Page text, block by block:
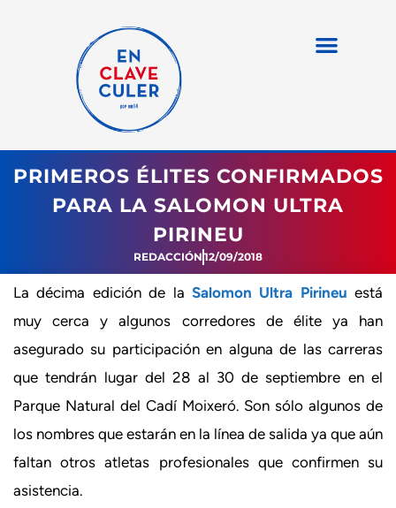
PRIMEROS ÉLITES CONFIRMADOS
PARA LA SALOMON ULTRA
PIRINEU
REDACCIÓN 12/09/2018
La décima edición de la Salomon Ultra Pirineu está
muy cerca y algunos corredores de élite ya han
asegurado su participación en alguna de las carreras
que tendrán lugar del 28 al 30 de septiembre en el
Parque Natural del Cadí Moixeró. Son sólo algunos de
los nombres que estarán en la línea de salida ya que aún
faltan otros atletas profesionales que confirmen su
asistencia.